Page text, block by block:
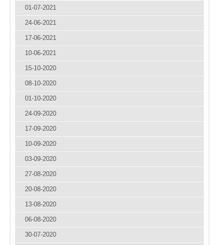
01-07-2021
24-06-2021
17-06-2021
10-06-2021
15-10-2020
08-10-2020
01-10-2020
24-09-2020
17-09-2020
10-09-2020
03-09-2020
27-08-2020
20-08-2020
13-08-2020
06-08-2020
30-07-2020